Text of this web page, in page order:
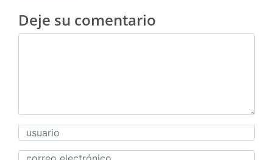
Deje su comentario